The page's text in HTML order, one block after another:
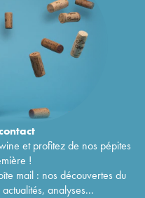
et profitez de nos pépites
!
mail : nos découvertes du
analyses...